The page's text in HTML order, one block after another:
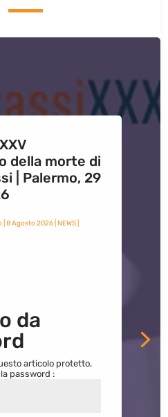
della morte di
| Palermo, 29
| 8 Agosto 2026| NEWS|
da
articolo protetto,
password :